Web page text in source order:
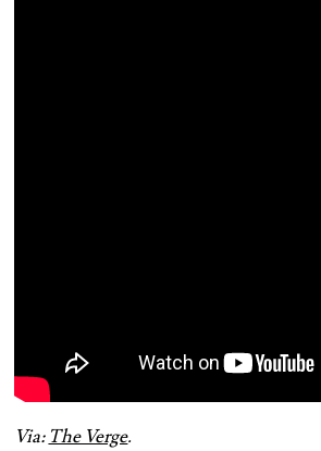
Via: The Verge.